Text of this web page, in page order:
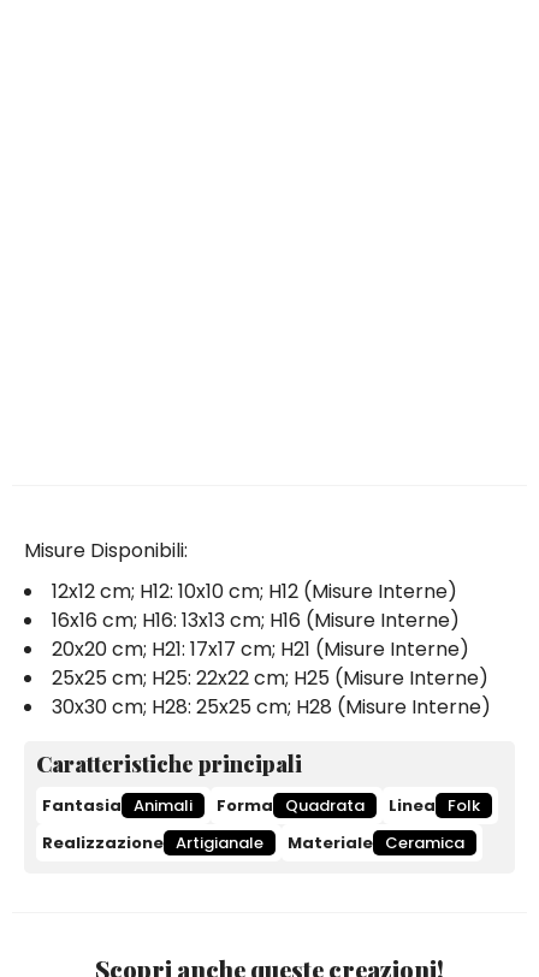
Misure Disponibili:
12x12 cm; H12: 10x10 cm; H12 (Misure Interne)
16x16 cm; H16: 13x13 cm; H16 (Misure Interne)
20x20 cm; H21: 17x17 cm; H21 (Misure Interne)
25x25 cm; H25: 22x22 cm; H25 (Misure Interne)
30x30 cm; H28: 25x25 cm; H28 (Misure Interne)
Caratteristiche principali
Fantasia Animali Forma Quadrata Linea
Folk
Realizzazione Artigianale Materiale Ceramica
Scopri anche queste creazioni!